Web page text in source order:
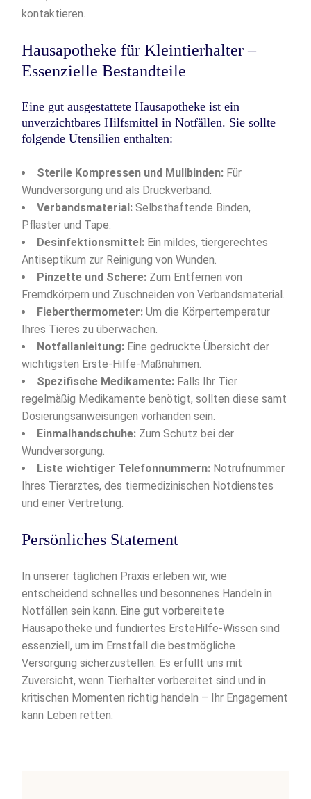
kontaktieren.
Hausapotheke für Kleintierhalter –
Essenzielle Bestandteile
Eine gut ausgestattete Hausapotheke ist ein
unverzichtbares Hilfsmittel in Notfällen. Sie sollte
folgende Utensilien enthalten:
Sterile Kompressen und Mullbinden: Für
Wundversorgung und als Druckverband.
Verbandsmaterial: Selbsthaftende Binden,
Pflaster und Tape.
Desinfektionsmittel: Ein mildes, tiergerechtes
Antiseptikum zur Reinigung von Wunden.
Pinzette und Schere: Zum Entfernen von
Fremdkörpern und Zuschneiden von Verbandsmaterial.
Fieberthermometer: Um die Körpertemperatur
Ihres Tieres zu überwachen.
Notfallanleitung: Eine gedruckte Übersicht der
wichtigsten Erste-Hilfe-Maßnahmen.
Spezifische Medikamente: Falls Ihr Tier
regelmäßig Medikamente benötigt, sollten diese samt
Dosierungsanweisungen vorhanden sein.
Einmalhandschuhe: Zum Schutz bei der
Wundversorgung.
Liste wichtiger Telefonnummern: Notrufnummer
Ihres Tierarztes, des tiermedizinischen Notdienstes
und einer Vertretung.
Persönliches Statement
In unserer täglichen Praxis erleben wir, wie
entscheidend schnelles und besonnenes Handeln in
Notfällen sein kann. Eine gut vorbereitete
Hausapotheke und fundiertes ErsteHilfe-Wissen sind
essenziell, um im Ernstfall die bestmögliche
Versorgung sicherzustellen. Es erfüllt uns mit
Zuversicht, wenn Tierhalter vorbereitet sind und in
kritischen Momenten richtig handeln – Ihr Engagement
kann Leben retten.